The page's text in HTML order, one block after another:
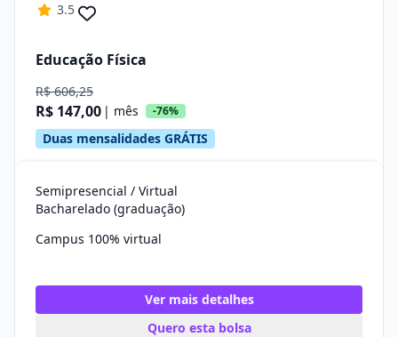
3.5
Educação Física
R$ 606,25
R$ 147,00 | mês -76%
Duas mensalidades GRÁTIS
Semipresencial / Virtual
Bacharelado (graduação)
Campus 100% virtual
Ver mais detalhes
Quero esta bolsa